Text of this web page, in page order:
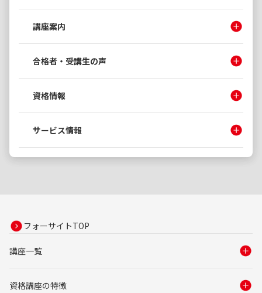
講座案内
合格者・受講生の声
資格情報
サービス情報
フォーサイトTOP
講座一覧
資格講座の特徴